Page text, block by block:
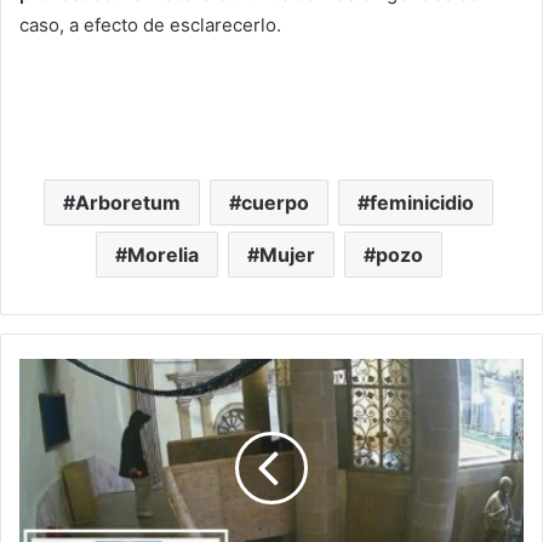
caso, a efecto de esclarecerlo.
Arboretum cuerpo feminicidio
Morelia Mujer pozo
PAN
Michoacán
Busca
Reformar
Leyes
Estatales
Para